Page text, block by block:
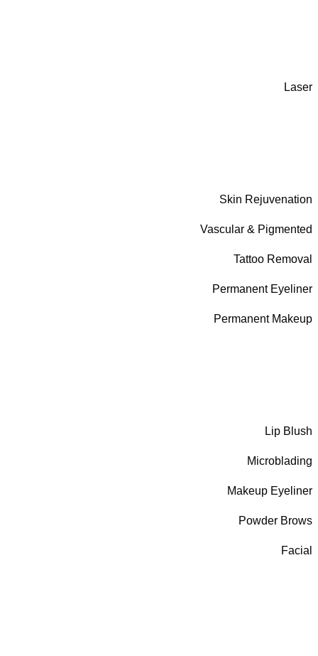
Laser
Skin Rejuvenation
Vascular & Pigmented
Tattoo Removal
Permanent Eyeliner
Permanent Makeup
Lip Blush
Microblading
Makeup Eyeliner
Powder Brows
Facial